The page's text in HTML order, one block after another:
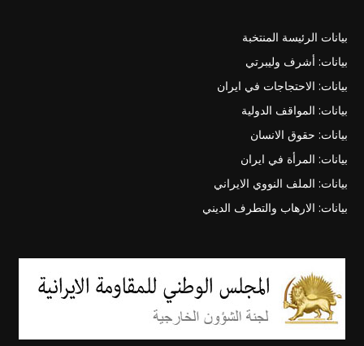
بيانات الرئيسة المنتخبة
بيانات: أشرف وليبرتي
بيانات: الاحتجاجات في ايران
بيانات: المواقف الدولية
بيانات: حقوق الانسان
بيانات: المرأة في ايران
بيانات: الملف النووي الايراني
بيانات: الارهاب والتطرف الديني